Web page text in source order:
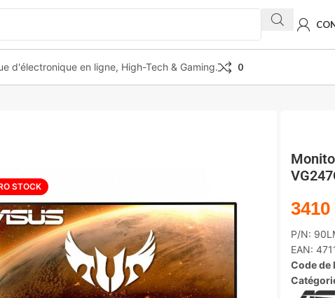
d'électronique en ligne, High-Tech & Gaming. 0
VG247Q1A
STOCK
3410
P/N:
EAN:
Code de